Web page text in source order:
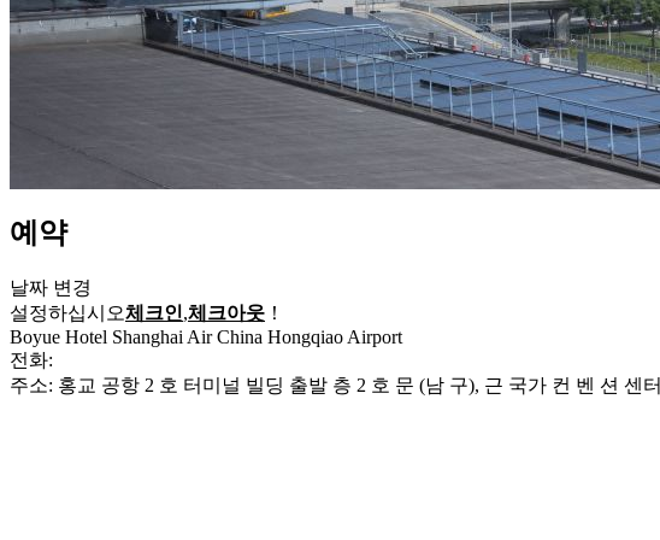
예약
날짜 변경
설정하십시오체크인,체크아웃 ！
Boyue Hotel Shanghai Air China Hongqiao Airport
전화:
주소: 홍교 공항 2 호 터미널 빌딩 출발 층 2 호 문 (남 구), 근 국가 컨 벤 션 센터